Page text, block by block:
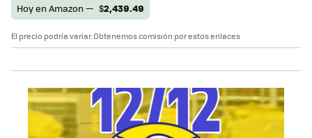
Hoy en Amazon — $2,439.49
El precio podría variar. Obtenemos comisión por estos enlaces